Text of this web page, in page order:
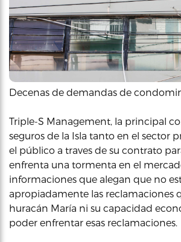
Decenas de demandas de
Triple-S Management, la principal
seguros de la Isla tanto en el sector
el público a traves de su contrato
enfrenta una tormenta en el
informaciones que alegan que no
apropiadamente las reclamaciones
huracán María ni su capacidad
poder enfrentar esas reclamaciones.